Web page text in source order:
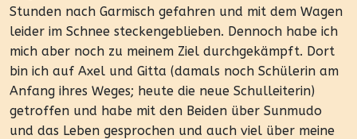
Stunden nach Garmisch gefahren und mit dem Wagen
leider im Schnee steckengeblieben. Dennoch habe ich
mich aber noch zu meinem Ziel durchgekämpft. Dort
bin ich auf Axel und Gitta (damals noch Schülerin am
Anfang ihres Weges; heute die neue Schulleiterin)
getroffen und habe mit den Beiden über Sunmudo
und das Leben gesprochen und auch viel über meine